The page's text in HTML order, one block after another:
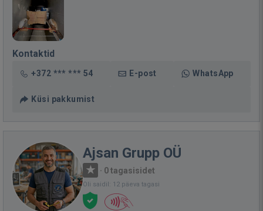
Kontaktid
+372 *** *** 54 E-post WhatsApp
Küsi pakkumist
Ajsan Grupp OÜ
· 0 tagasisidet
Oli saidil: 12 päeva tagasi